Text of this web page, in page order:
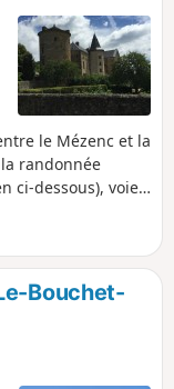
le Mézenc et la
randonnée
ci-dessous), voie
été mise en
Gagne, que l'on
Meygal en
Chapteuil.
Bouchet-